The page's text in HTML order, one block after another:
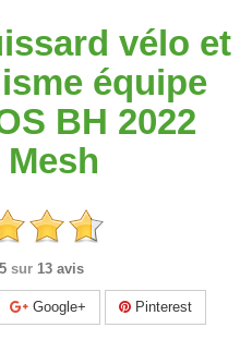
vélo et
équipe
BH 2022
sur 13 avis
Google+ Pinterest